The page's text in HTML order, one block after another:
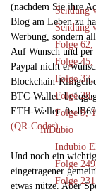
Sendung
Sendung
Folge 62,
Folge 45,
Folge 37,
Folge 28,
Folge 9,
InDubio
Indubio
Folge
Folge
(nachdem Sie ihre
Blog am Leben zu
Werbung, sondern
Auf Wunsch und
Paypal nicht
Blockchain-
BTC-Wallet:
ETH-Wallet:
(QR-Codes)
Und noch ein
eingetragener
etwas nütze. Aber